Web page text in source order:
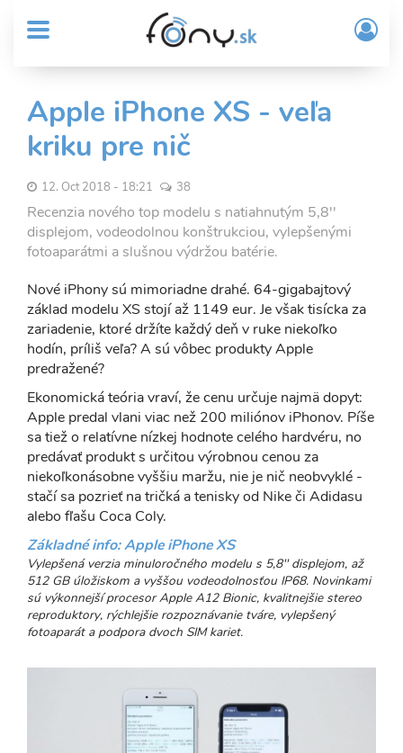
obsah
MENU
Sub
Header
menu
User
account
menu
/
Apple iPhone XS - veľa
kriku pre nič
12. Oct 2018 - 18:21 38
Recenzia nového top modelu s natiahnutým 5,8''
displejom, vodeodolnou konštrukciou, vylepšenými
fotoaparátmi a slušnou výdržou batérie.
Nové iPhony sú mimoriadne drahé. 64-gigabajtový
základ modelu XS stojí až 1149 eur. Je však tisícka za
zariadenie, ktoré držíte každý deň v ruke niekoľko
hodín, príliš veľa? A sú vôbec produkty Apple
predražené?
Ekonomická teória vraví, že cenu určuje najmä dopyt:
Apple predal vlani viac než 200 miliónov iPhonov. Píše
sa tiež o relatívne nízkej hodnote celého hardvéru, no
predávať produkt s určitou výrobnou cenou za
niekoľkonásobne vyššiu maržu, nie je nič neobvyklé -
stačí sa pozrieť na tričká a tenisky od Nike či Adidasu
alebo fľašu Coca Coly.
Základné info: Apple iPhone XS
Vylepšená verzia minuloročného modelu s 5,8'' displejom, až
512 GB úložiskom a vyššou vodeodolnosťou IP68. Novinkami
sú výkonnejší procesor Apple A12 Bionic, kvalitnejšie stereo
reproduktory, rýchlejšie rozpoznávanie tváre, vylepšený
fotoaparát a podpora dvoch SIM kariet.